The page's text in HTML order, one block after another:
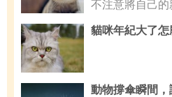
不注意將自己
貓咪年紀大了怎
動物撐傘瞬間